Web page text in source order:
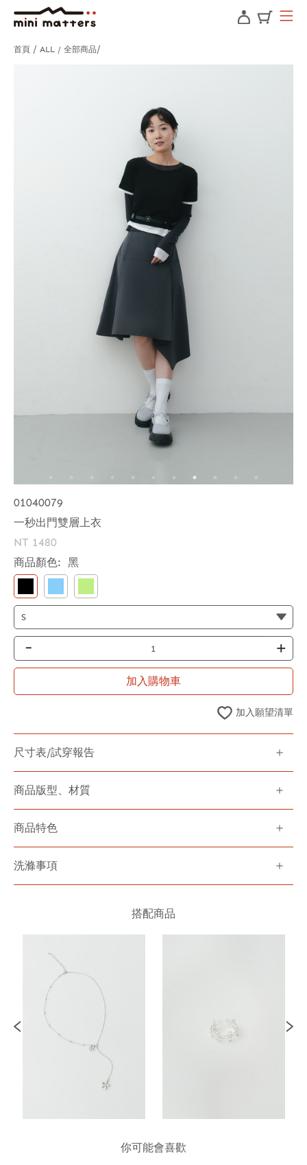
首頁 ALL / 全部商品
01040079
一秒出門雙層上衣
NT 1480
商品顏色: 黑
- +
加入購物車
加入願望清單
尺寸表/試穿報告
商品版型、材質
商品特色
洗滌事項
搭配商品
你可能會喜歡